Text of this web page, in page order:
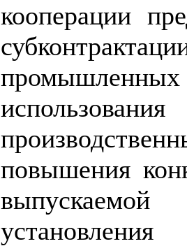
кооперации
повышения